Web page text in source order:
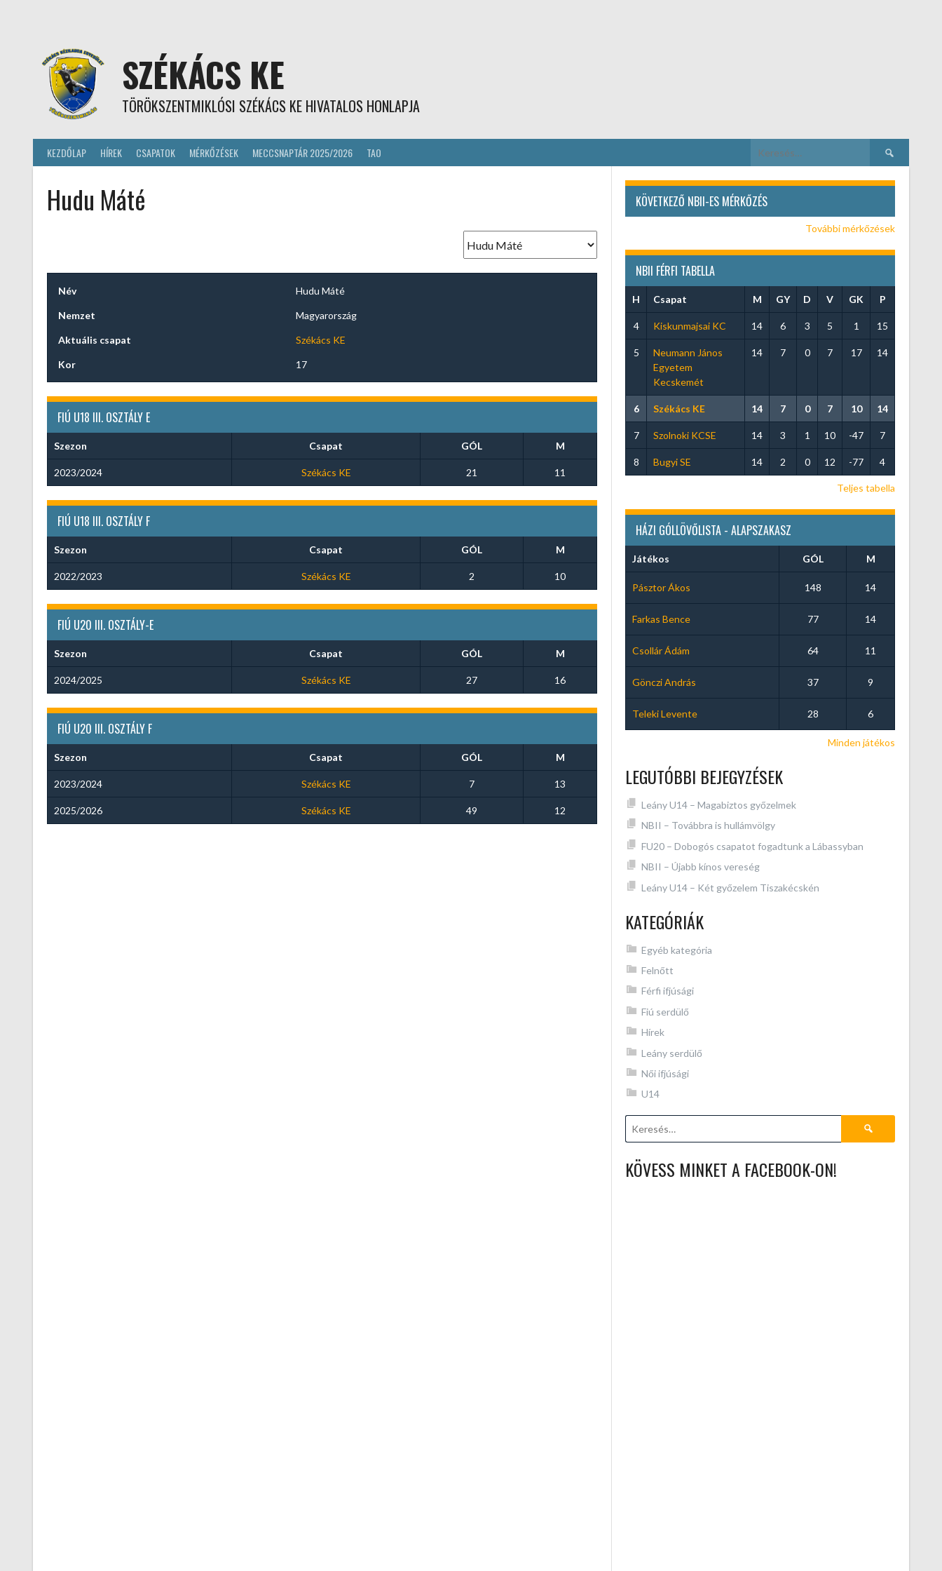
SZÉKÁCS KE
TÖRÖKSZENTMIKLÓSI SZÉKÁCS KE HIVATALOS HONLAPJA
KEZDŐLAP HÍREK CSAPATOK MÉRKŐZÉSEK MECCSNAPTÁR 2025/2026 TAO Keresés:
Hudu Máté
Név Hudu Máté
Nemzet Magyarország
Aktuális csapat Székács KE
Kor 17
FIÚ U18 III. OSZTÁLY E
Szezon Csapat GÓL M
2023/2024 Székács KE 21 11
FIÚ U18 III. OSZTÁLY F
Szezon Csapat GÓL M
2022/2023 Székács KE 2 10
FIÚ U20 III. OSZTÁLY-E
Szezon Csapat GÓL M
2024/2025 Székács KE 27 16
FIÚ U20 III. OSZTÁLY F
Szezon Csapat GÓL M
2023/2024 Székács KE 7 13
2025/2026 Székács KE 49 12
KÖVETKEZŐ NBII-ES MÉRKŐZÉS
További mérkőzések
NBII FÉRFI TABELLA
H Csapat M GY D V GK P
4 Kiskunmajsai KC 14 6 3 5 1 15
5
Neumann János
Egyetem
Kecskemét
14 7 0 7 17 14
6 Székács KE 14 7 0 7 10 14
7 Szolnoki KCSE 14 3 1 10 -47 7
8 Bugyi SE 14 2 0 12 -77 4
Teljes tabella
HÁZI GÓLLÖVŐLISTA - ALAPSZAKASZ
Játékos GÓL M
Pásztor Ákos 148 14
Farkas Bence 77 14
Csollár Ádám 64 11
Gönczi András 37 9
Teleki Levente 28 6
Minden játékos
LEGUTÓBBI BEJEGYZÉSEK
Leány U14 – Magabiztos győzelmek
NBII – Továbbra is hullámvölgy
FU20 – Dobogós csapatot fogadtunk a Lábassyban
NBII – Újabb kínos vereség
Leány U14 – Két győzelem Tiszakécskén
KATEGÓRIÁK
Egyéb kategória
Felnőtt
Férfi ifjúsági
Fiú serdülő
Hírek
Leány serdülő
Női ifjúsági
U14
Keresés:
KÖVESS MINKET A FACEBOOK-ON!